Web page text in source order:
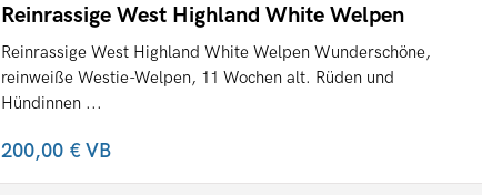
Reinrassige West Highland White Welpen
Reinrassige West Highland White Welpen Wunderschöne,
reinweiße Westie-Welpen, 11 Wochen alt. Rüden und
Hündinnen ...
200,00 €VB